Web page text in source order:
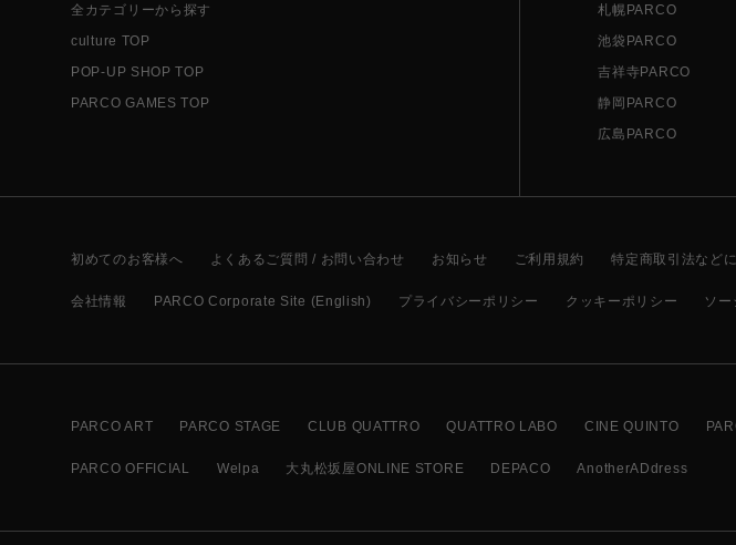
全カテゴリーから探す
culture TOP
POP-UP SHOP TOP
PARCO GAMES TOP
札幌PARCO
池袋PARCO
吉祥寺PARCO
静岡PARCO
広島PARCO
初めてのお客様へ よくあるご質問 / お問い合わせ お知らせ ご利用規約 特定商取引法など
会社情報 PARCO Corporate Site (English) プライバシーポリシー クッキーポリシー ソ
PARCO ART PARCO STAGE CLUB QUATTRO QUATTRO LABO CINE QUINTO
PARCO OFFICIAL Welpa 大丸松坂屋ONLINE STORE DEPACO AnotherADdress